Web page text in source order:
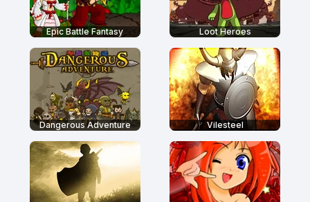
Epic Battle Fantasy Loot Heroes
Dangerous Adventure Vilesteel